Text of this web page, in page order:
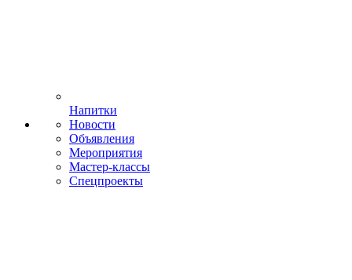
Напитки
Новости
Объявления
Мероприятия
Мастер-классы
Спецпроекты